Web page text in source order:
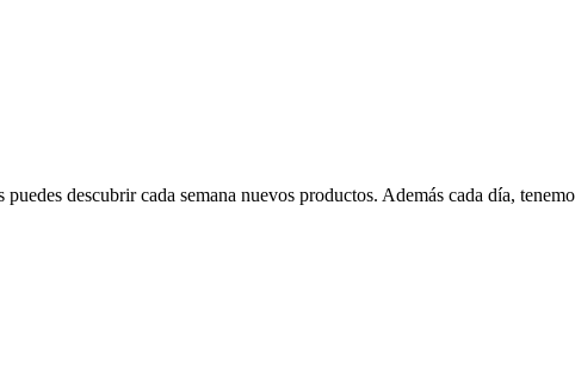
descubrir cada semana nuevos productos. Además cada día,